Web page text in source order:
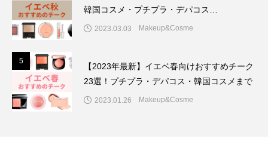
韓国コスメ・プチプラ・デパコス…
2023.03.03 Makeup&Cosme
5
【2023年最新】イエベ春向けおすすめチーク
23選！プチプラ・デパコス・韓国コスメまで
2023.01.26 Makeup&Cosme